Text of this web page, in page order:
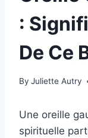
:
De Ce
By Juliette Autry
Une oreille
spirituelle